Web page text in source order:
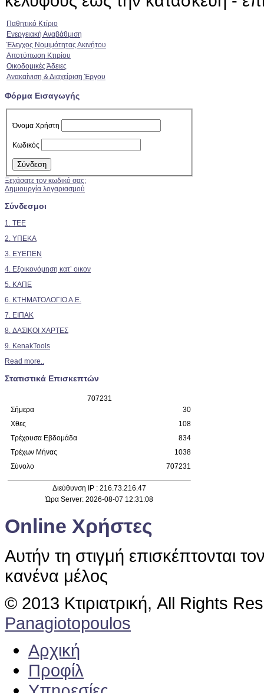
Παθητικό Κτίριο
Ενεργειακή Αναβάθμιση
Έλεγχος Νομιμότητας Ακινήτου
Αποτύπωση Κτιρίου
Οικοδομικές Άδειες
Ανακαίνιση & Διαχείριση Έργου
Φόρμα Εισαγωγής
Όνομα Χρήστη
Κωδικός
Ξεχάσατε τον κωδικό σας;
Δημιουργία λογαριασμού
Σύνδεσμοι
1. TEE
2. ΥΠΕΚΑ
3. ΕΥΕΠΕΝ
4. Εξοικονόμηση κατ’ οικον
5. ΚΑΠΕ
6. ΚΤΗΜΑΤΟΛΟΓΙΟ Α.Ε.
7. ΕΙΠΑΚ
8. ΔΑΣΙΚΟΙ ΧΑΡΤΕΣ
9. KenakTools
Read more..
Στατιστικά Επισκεπτών
707231
Σήμερα
Χθες
Τρέχουσα Εβδομάδα
Τρέχων Μήνας
Σύνολο
30
108
834
1038
707231
Διεύθυνση IP : 216.73.216.47
Ώρα Server: 2026-08-07 12:31:08
Online Χρήστες
Αυτήν τη στιγμή επισκέπτονται
κανένα μέλος
© 2013 Κτιριατρική, All Rights
Panagiotopoulos
Αρχική
Προφίλ